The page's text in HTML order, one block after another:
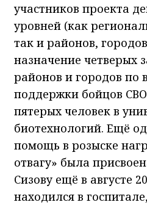
участников проекта
уровней (как
так и районов,
назначение четверых
районов и городов по
поддержки бойцов
пятерых человек в
биотехнологий. Ещё
помощь в розыске
отвагу» была
Сизову ещё в августе
находился в